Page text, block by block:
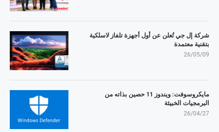
شركة إل جي تُعلن عن أول أجهزة تلفاز لاسلكية
بتقنية معتمدة
26/05/09
مايكروسوفت: ويندوز 11 حصين بذاته من
البرمجيات الخبيثة
26/04/27